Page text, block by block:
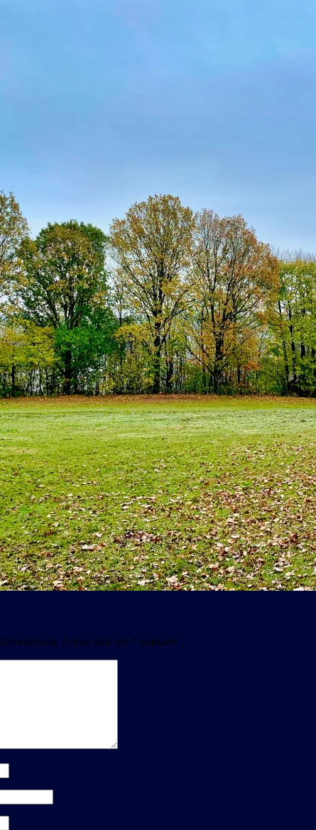
Erforderliche Felder sind mit * markiert